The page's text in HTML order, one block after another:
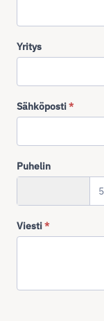
Yritys
Sähköposti*
Puhelin
Viesti*